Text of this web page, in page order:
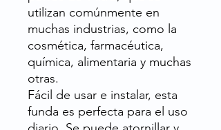
utilizan comúnmente en
muchas industrias, como la
cosmética, farmacéutica,
química, alimentaria y muchas
otras.
Fácil de usar e instalar, esta
funda es perfecta para el uso